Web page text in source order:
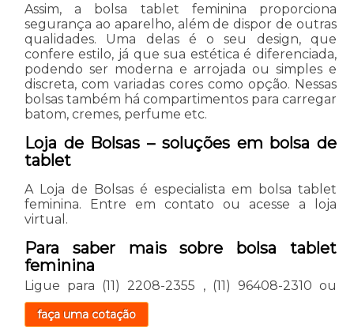
Assim, a bolsa tablet feminina proporciona
segurança ao aparelho, além de dispor de outras
qualidades. Uma delas é o seu design, que
confere estilo, já que sua estética é diferenciada,
podendo ser moderna e arrojada ou simples e
discreta, com variadas cores como opção. Nessas
bolsas também há compartimentos para carregar
batom, cremes, perfume etc.
Loja de Bolsas – soluções em bolsa de
tablet
A Loja de Bolsas é especialista em bolsa tablet
feminina. Entre em contato ou acesse a loja
virtual.
Para saber mais sobre bolsa tablet
feminina
Ligue para (11) 2208-2355 , (11) 96408-2310 ou
faça uma cotação